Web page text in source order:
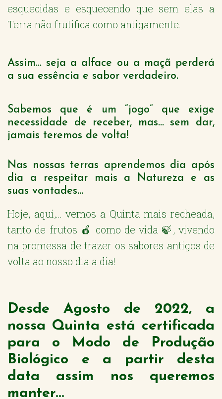
esquecidas e esquecendo que sem elas a
Terra não frutifica como antigamente.
Assim... seja a alface ou a maçã perderá
a sua essência e sabor verdadeiro.
Sabemos que é um “jogo” que exige
necessidade de receber, mas... sem dar,
jamais teremos de volta!
Nas nossas terras aprendemos dia após
dia a respeitar mais a Natureza e as
suas vontades...
Hoje, aqui,... vemos a Quinta mais recheada,
tanto de frutos 🍎 como de vida 🍃, vivendo
na promessa de trazer os sabores antigos de
volta ao nosso dia a dia!
Desde Agosto de 2022, a
nossa Quinta está certificada
para o Modo de Produção
Biológico e a partir desta
data assim nos queremos
manter...